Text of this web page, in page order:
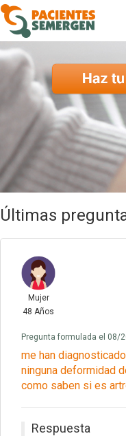
Últimas
Mujer
48 Años
Pregunta formulada el 08/
me han
ninguna deformidad
como saben si es
Respuesta